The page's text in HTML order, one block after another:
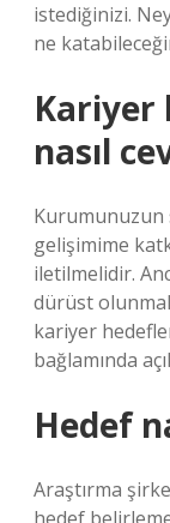
istediğinizi.
ne
Kariyer
nasıl
Kurumunuzun
gelişimime
iletilmelidir.
dürüst
kariyer
bağlamında
Hedef
Araştırma